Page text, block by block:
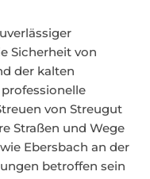
Sicherheit von
der kalten
von Streugut
Straßen und Wege
Ebersbach an der
betroffen sein